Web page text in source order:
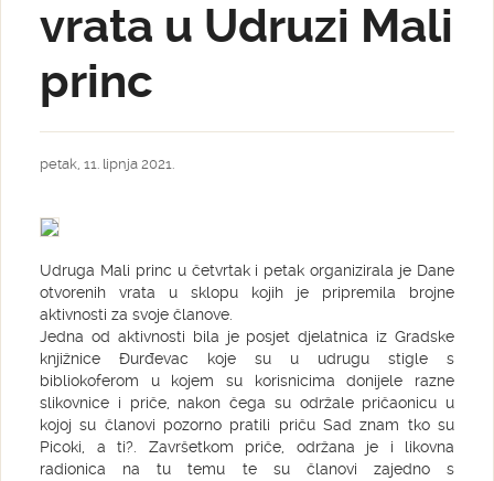
vrata u Udruzi Mali
princ
petak, 11. lipnja 2021.
Udruga Mali princ u četvrtak i petak organizirala je Dane
otvorenih vrata u sklopu kojih je pripremila brojne
aktivnosti za svoje članove.
Jedna od aktivnosti bila je posjet djelatnica iz Gradske
knjižnice Đurđevac koje su u udrugu stigle s
bibliokoferom u kojem su korisnicima donijele razne
slikovnice i priče, nakon čega su održale pričaonicu u
kojoj su članovi pozorno pratili priču Sad znam tko su
Picoki, a ti?. Završetkom priče, održana je i likovna
radionica na tu temu te su članovi zajedno s